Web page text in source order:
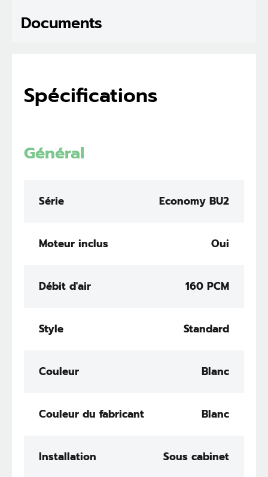
Documents
Spécifications
Général
Série Economy BU2
Moteur inclus Oui
Débit d'air 160 PCM
Style Standard
Couleur Blanc
Couleur du fabricant Blanc
Installation Sous cabinet